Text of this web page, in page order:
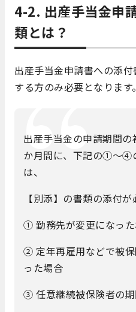
4-2. 出産手当金申
類とは？
出産手当金申請書への添
する方のみ必要となります。
出産手当金の申請期間
か月間に、下記の①～④
は、
【別添】の書類の添付が
① 勤務先が変更になっ
② 定年再雇用などで被
った場合
③ 任意継続被保険者の